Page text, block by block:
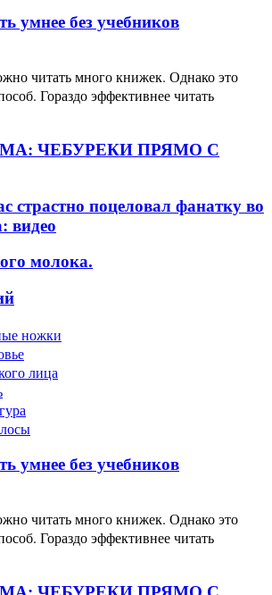
умнее без учебников
читать много книжек. Однако это
Гораздо эффективнее читать
ЧЕБУРЕКИ ПРЯМО С
страстно поцеловал фанатку во
видео
молока.
ножки
лица
умнее без учебников
читать много книжек. Однако это
Гораздо эффективнее читать